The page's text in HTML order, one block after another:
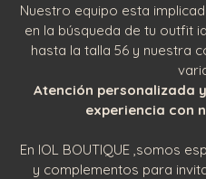
Nuestro equipo esta
en la búsqueda de tu outfit
hasta la talla 56 y nuestra
Atención personalizada
experiencia con
En IOL BOUTIQUE ,somos
y complementos para